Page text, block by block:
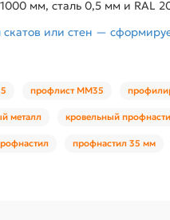
мм, сталь 0,5 мм и RAL
или стен —
профлист ММ35
металл кровельный
профнастил 35 мм